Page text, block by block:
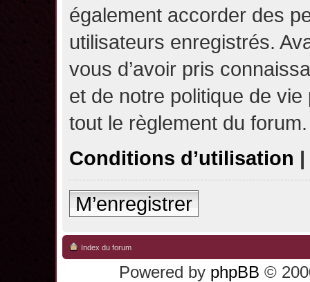
également accorder des
utilisateurs enregistrés.
vous d’avoir pris
et de notre politique de
tout le règlement du forum.
Conditions d’utilisation |
M’enregistrer
Index du forum
Powered by phpBB ©